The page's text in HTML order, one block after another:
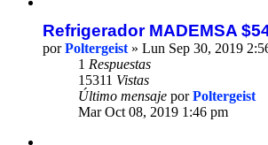
Refrigerador MADEMSA
porPoltergeist » Lun Sep 30, 2019
1 Respuestas
15311 Vistas
Último mensaje porPoltergeist
Mar Oct 08, 2019 1:46 pm